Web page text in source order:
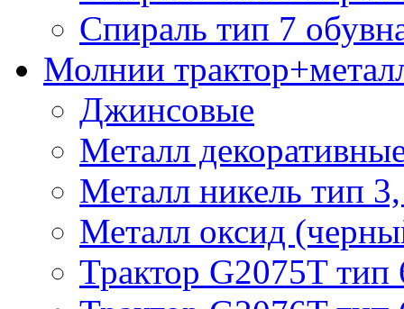
Спираль тип 7
Молнии
Джинсовые
Металл
Металл никель тип
Металл оксид
Трактор G2075T тип